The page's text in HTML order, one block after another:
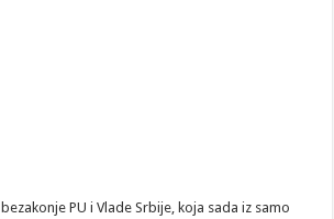
PU i Vlade Srbije, koja sada iz samo